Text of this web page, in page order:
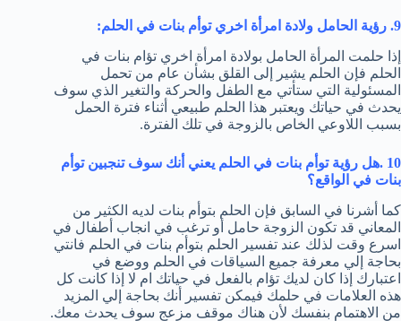
9. رؤية الحامل ولادة امرأة اخري توأم بنات في الحلم:
إذا حلمت المرأة الحامل بولادة امرأة اخري تؤام بنات في
الحلم فإن الحلم يشير إلى القلق بشأن عام من تحمل
المسئولية التي ستأتي مع الطفل والحركة والتغير الذي سوف
يحدث في حياتك ويعتبر هذا الحلم طبيعي أثناء فترة الحمل
بسبب اللاوعي الخاص بالزوجة في تلك الفترة.
10 .هل رؤية توأم بنات في الحلم يعني أنك سوف تنجبين توأم
بنات في الواقع؟
كما أشرنا في السابق فإن الحلم بتوأم بنات لديه الكثير من
المعاني قد تكون الزوجة حامل أو ترغب في انجاب أطفال في
اسرع وقت لذلك عند تفسير الحلم بتوأم بنات في الحلم فانتي
بحاجة إلي معرفة جميع السياقات في الحلم ووضع في
اعتبارك إذا كان لديك تؤام بالفعل في حياتك ام لا إذا كانت كل
هذه العلامات في حلمك فيمكن تفسير أنك بحاجة إلي المزيد
من الاهتمام بنفسك لأن هناك موقف مزعج سوف يحدث معك.